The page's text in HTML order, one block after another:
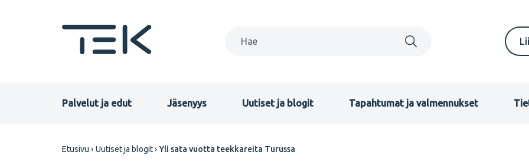
FI
Primary
Palvelut ja edut Jäsenyys Uutiset ja blogit Tapahtumat ja valmennukset
Etusivu Uutiset ja blogit Yli sata vuotta teekkareita Turussa